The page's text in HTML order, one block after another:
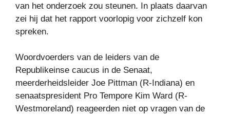
van het onderzoek zou steunen. In plaats daarvan
zei hij dat het rapport voorlopig voor zichzelf kon
spreken.
Woordvoerders van de leiders van de
Republikeinse caucus in de Senaat,
meerderheidsleider Joe Pittman (R-Indiana) en
senaatspresident Pro Tempore Kim Ward (R-
Westmoreland) reageerden niet op vragen van de